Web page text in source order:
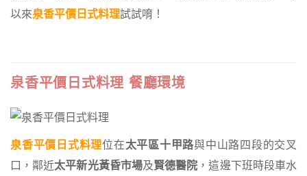
以來泉香平價日式料理試試唷！
泉香平價日式料理 餐廳環境
泉香平價日式料理位在太平區十甲路與中山路四段的交叉
口，鄰近太平新光黃昏市場及賢德醫院 ，這邊下班時段車水